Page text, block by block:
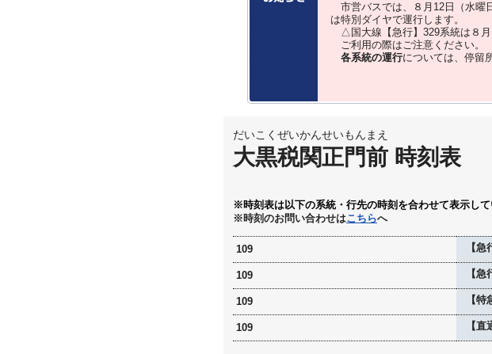
市営バスでは、８⽉12⽇（水曜
は特別ダイヤで運⾏します。
△国大線【急行】329系統は８月
ご利用の際はご注意ください。
各系統の運行については、停留
だいこくぜいかんせいもんまえ
大黒税関正門前 時刻表
※時刻表は以下の系統・行先の時刻を合わせて表示し
※時刻のお問い合わせはこちらへ
109 【
109 【
109 【
109 【